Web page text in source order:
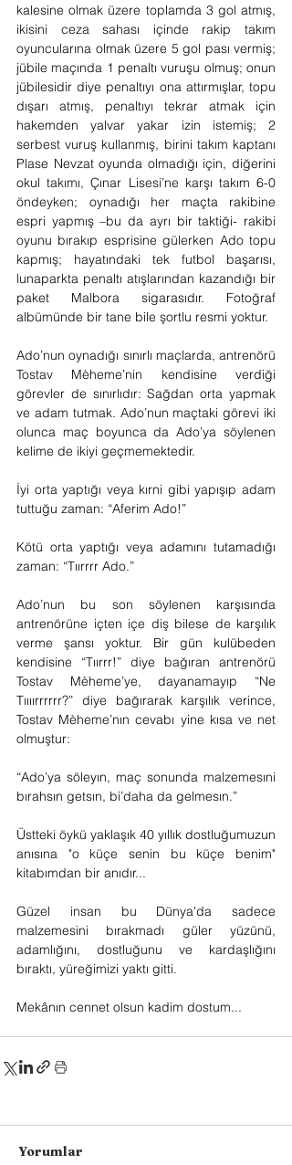
kalesine olmak üzere toplamda 3 gol atmış,
ikisini ceza sahası içinde rakip takım
oyuncularına olmak üzere 5 gol pası vermiş;
jübile maçında 1 penaltı vuruşu olmuş; onun
jübilesidir diye penaltıyı ona attırmışlar, topu
dışarı atmış, penaltıyı tekrar atmak için
hakemden yalvar yakar izin istemiş; 2
serbest vuruş kullanmış, birini takım kaptanı
Plase Nevzat oyunda olmadığı için, diğerini
okul takımı, Çınar Lisesi’ne karşı takım 6-0
öndeyken; oynadığı her maçta rakibine
espri yapmış –bu da ayrı bir taktiği- rakibi
oyunu bırakıp esprisine gülerken Ado topu
kapmış; hayatındaki tek futbol başarısı,
lunaparkta penaltı atışlarından kazandığı bir
paket Malbora sigarasıdır. Fotoğraf
albümünde bir tane bile şortlu resmi yoktur.
Ado’nun oynadığı sınırlı maçlarda, antrenörü
Tostav Mèheme’nin kendisine verdiği
görevler de sınırlıdır: Sağdan orta yapmak
ve adam tutmak. Ado’nun maçtaki görevi iki
olunca maç boyunca da Ado’ya söylenen
kelime de ikiyi geçmemektedir.
İyi orta yaptığı veya kırni gibi yapışıp adam
tuttuğu zaman: “Aferim Ado!”
Kötü orta yaptığı veya adamını tutamadığı
zaman: “Tıırrrr Ado.”
Ado’nun bu son söylenen karşısında
antrenörüne içten içe diş bilese de karşılık
verme şansı yoktur. Bir gün kulübeden
kendisine “Tıırrr!” diye bağıran antrenörü
Tostav Mèheme’ye, dayanamayıp “Ne
Tıııırrrrrr?” diye bağırarak karşılık verince,
Tostav Mèheme’nın cevabı yine kısa ve net
olmuştur:
“Ado’ya söleyın, maç sonunda malzemesıni
bırahsın getsın, bi’daha da gelmesın.”
Üstteki öykü yaklaşık 40 yıllık dostluğumuzun
anısına "o küçe senin bu küçe benim"
kitabımdan bir anıdır...
Güzel insan bu Dünya'da sadece
malzemesini bırakmadı güler yüzünü,
adamlığını, dostluğunu ve kardaşlığını
bıraktı, yüreğimizi yaktı gitti.
Mekânın cennet olsun kadim dostum...
Yorumlar